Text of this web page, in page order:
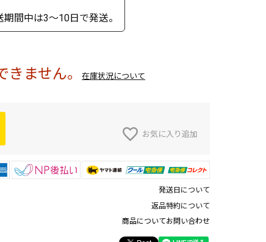
間中は3～10日で発送。
ません。 在庫状況について
お気に入り追加
発送日について
返品特約について
商品についてお問い合わせ